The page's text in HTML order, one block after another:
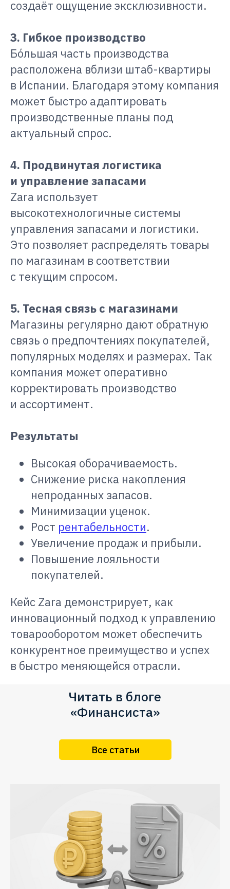
создаёт ощущение эксклюзивности.
3. Гибкое производство
Бóльшая часть производства
расположена вблизи штаб-квартиры
в Испании. Благодаря этому компания
может быстро адаптировать
производственные планы под
актуальный спрос.
4. Продвинутая логистика
и управление запасами
Zara использует
высокотехнологичные системы
управления запасами и логистики.
Это позволяет распределять товары
по магазинам в соответствии
с текущим спросом.
5. Тесная связь с магазинами
Магазины регулярно дают обратную
связь о предпочтениях покупателей,
популярных моделях и размерах. Так
компания может оперативно
корректировать производство
и ассортимент.
Результаты
Высокая оборачиваемость.
Снижение риска накопления
непроданных запасов.
Минимизации уценок.
Рост рентабельности.
Увеличение продаж и прибыли.
Повышение лояльности
покупателей.
Кейс Zara демонстрирует, как
инновационный подход к управлению
товарооборотом может обеспечить
конкурентное преимущество и успех
в быстро меняющейся отрасли.
Все статьи
Читать в блоге
«Финансиста»